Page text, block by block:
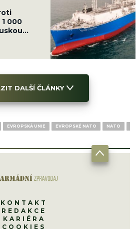
000
DALŠÍ ČLÁNKY
EVROPSKÁ UNIE EVROPSKÉ NATO NATO
KONTAKT
REDAKCE
KARIÉRA
COOKIES